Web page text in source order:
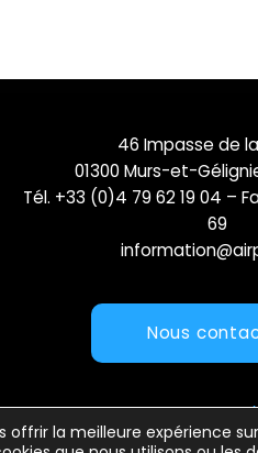
offrir la meilleure expérience
46 Impasse de
01300 Murs-et-
Tél. +33 (0)4 79 62 19 04 –
69
Nous